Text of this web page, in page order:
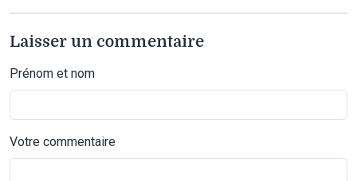
Laisser un commentaire
Prénom et nom
Votre commentaire